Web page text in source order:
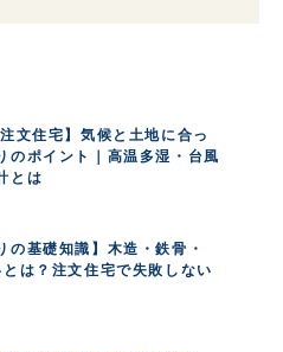
注文住宅】気候と土地に合っ
のポイント｜高温多湿・台風
とは
の基礎知識】木造・鉄骨・
は？注文住宅で失敗しない